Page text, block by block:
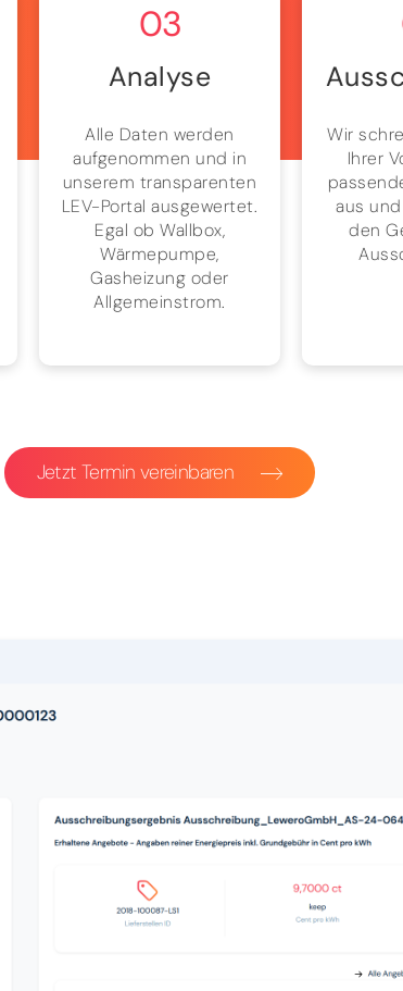
03
Analyse
Alle Daten werden
aufgenommen und in
unserem transparenten
LEV-Portal ausgewertet.
Egal ob Wallbox,
Wärmepumpe,
Gasheizung oder
Allgemeinstrom.
Wir
Ihrer
aus
den
Jetzt Termin vereinbaren